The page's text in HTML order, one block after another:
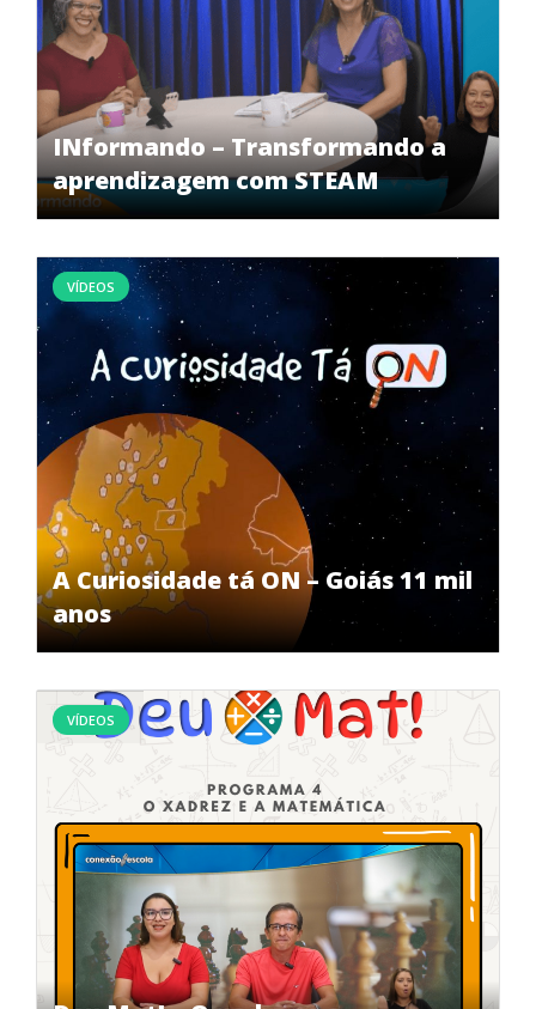
INformando – Transformando a
aprendizagem com STEAM
A Curiosidade tá ON – Goiás 11 mil
anos
VÍDEOS
VÍDEOS